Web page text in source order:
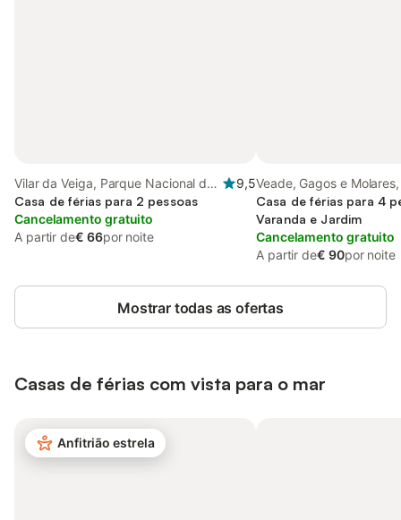
Vilar da Veiga, Parque Nacional da
Peneda-Gerês
9,5
Casa de férias para 2 pessoas
Cancelamento gratuito
A partir de€ 66por noite
Veade, Gagos e
Braga
Casa de férias para 4
Varanda e Jardim
Cancelamento gratuito
A partir de€ 90por noite
Mostrar todas as ofertas
Casas de férias com vista para o mar
Anfitrião estrela